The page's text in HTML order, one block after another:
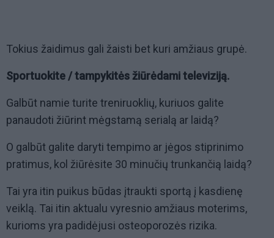
Tokius žaidimus gali žaisti bet kuri amžiaus grupė.
Sportuokite / tampykitės žiūrėdami televiziją.
Galbūt namie turite treniruoklių, kuriuos galite
panaudoti žiūrint mėgstamą serialą ar laidą?
O galbūt galite daryti tempimo ar jėgos stiprinimo
pratimus, kol žiūrėsite 30 minučių trunkančią laidą?
Tai yra itin puikus būdas įtraukti sportą į kasdienę
veiklą. Tai itin aktualu vyresnio amžiaus moterims,
kurioms yra padidėjusi osteoporozės rizika.